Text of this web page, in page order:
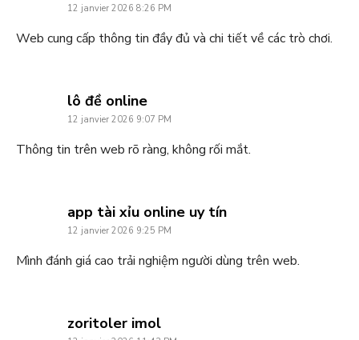
12 janvier 2026 8:26 PM
Web cung cấp thông tin đầy đủ và chi tiết về các trò chơi.
lô đề onlinesays:
12 janvier 2026 9:07 PM
Thông tin trên web rõ ràng, không rối mắt.
app tài xỉu online uy tínsays:
12 janvier 2026 9:25 PM
Mình đánh giá cao trải nghiệm người dùng trên web.
zoritoler imolsays: